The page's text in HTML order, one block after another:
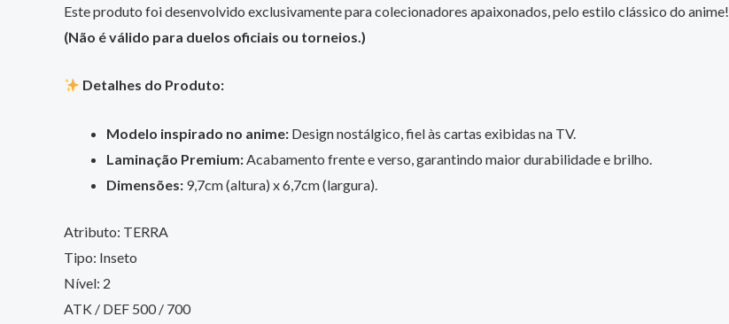
Este produto foi desenvolvido exclusivamente para colecionadores apaixonados, pelo estilo clássico do anime!
(Não é válido para duelos oficiais ou torneios.)
Detalhes do Produto:
Modelo inspirado no anime: Design nostálgico, fiel às cartas exibidas na TV.
Laminação Premium:Acabamento frente e verso, garantindo maior durabilidade e brilho.
Dimensões: 9,7cm (altura) x 6,7cm (largura).
Atributo: TERRA
Tipo: Inseto
Nível: 2
ATK / DEF 500 / 700